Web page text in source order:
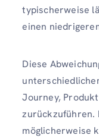
typischerweise
einen
Diese
Journey,
zurückzuführen.
möglicherweise